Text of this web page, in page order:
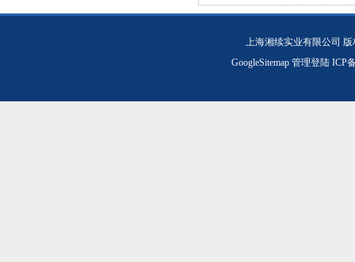
上海湘续实业有限公司
GoogleSitemap 管理登陆ICP